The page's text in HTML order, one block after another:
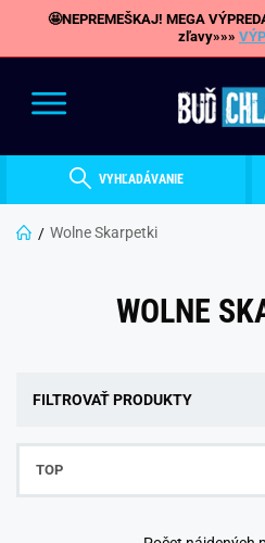
🤩NEPREMEŠKAJ! MEGA
zľavy»»»
VYHĽADÁVANIE
Wolne Skarpetki
WOLNE
FILTROVAŤ PRODUKTY
TOP